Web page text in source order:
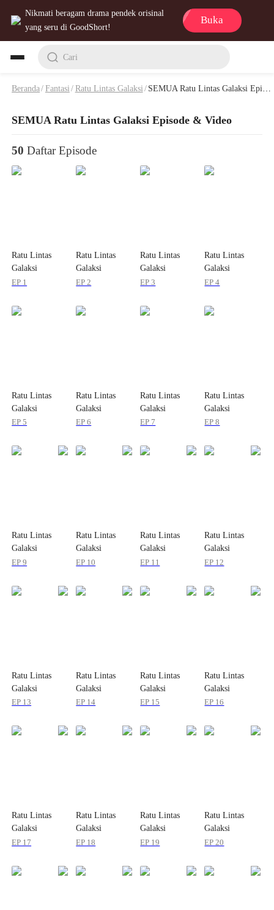
Nikmati beragam drama pendek orisinal
yang seru di GoodShort!
Buka
Cari
Beranda /Fantasi /Ratu Lintas Galaksi/SEMUA Ratu Lintas Galaksi Episode & Video
SEMUA Ratu Lintas Galaksi Episode & Video
50 Daftar Episode
Ratu Lintas
Galaksi
EP 1
Ratu Lintas
Galaksi
EP 2
Ratu Lintas
Galaksi
EP 3
Ratu Lintas
Galaksi
EP 4
Ratu Lintas
Galaksi
EP 5
Ratu Lintas
Galaksi
EP 6
Ratu Lintas
Galaksi
EP 7
Ratu Lintas
Galaksi
EP 8
Ratu Lintas
Galaksi
EP 9
Ratu Lintas
Galaksi
EP 10
Ratu Lintas
Galaksi
EP 11
Ratu Lintas
Galaksi
EP 12
Ratu Lintas
Galaksi
EP 13
Ratu Lintas
Galaksi
EP 14
Ratu Lintas
Galaksi
EP 15
Ratu Lintas
Galaksi
EP 16
Ratu Lintas
Galaksi
EP 17
Ratu Lintas
Galaksi
EP 18
Ratu Lintas
Galaksi
EP 19
Ratu Lintas
Galaksi
EP 20